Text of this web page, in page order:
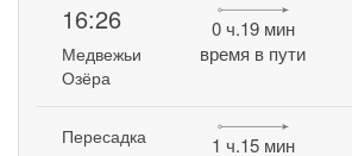
16:26
Медвежьи
Озёра
0 ч.19 мин
время в пути
Пересадка
1 ч.15 мин